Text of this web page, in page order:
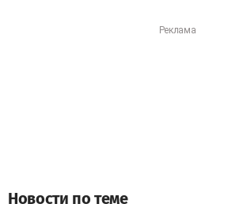
Новости по теме